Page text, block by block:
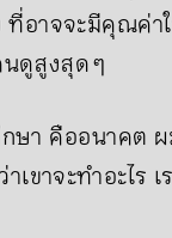
าจจะมีคุณค่า
ดูสูงสุด ๆ
ษา คืออนาคต
าจะทำอะไร เ